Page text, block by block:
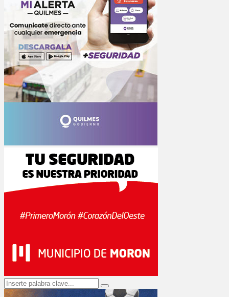
Search
for:
Search